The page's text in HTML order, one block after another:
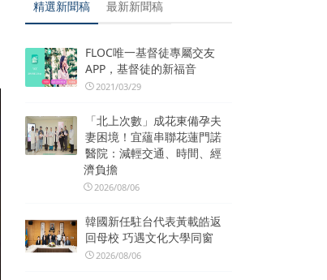
精選新聞稿 最新新聞稿
FLOC唯一基督徒專屬交友
APP，基督徒的新福音
2021/03/29
「北上次數」成花東備孕夫
妻困境！宜蘊串聯花蓮門諾
醫院：減輕交通、時間、經
濟負擔
2026/08/06
韓國新任駐台代表黃載皓返
回母校 巧遇文化大學同窗
2026/08/06